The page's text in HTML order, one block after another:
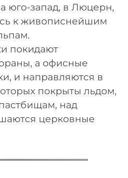
юго-запад, в Люцерн,
к живописнейшим
покидают
а офисные
и направляются в
покрыты льдом,
над
церковные